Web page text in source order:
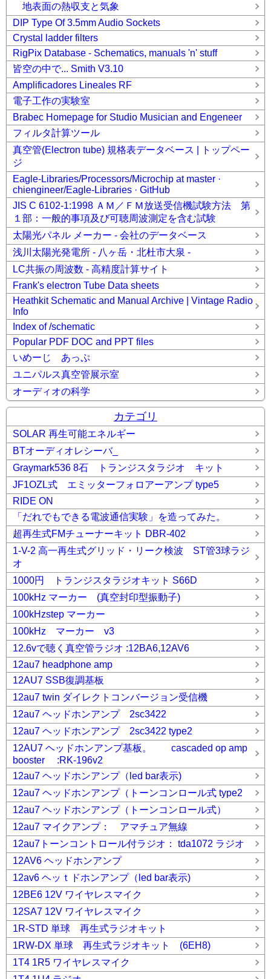
地表面の熱収支と気象
DIP Type Of 3.5mm Audio Sockets
Crystal ladder filters
RigPix Database - Schematics, manuals 'n' stuff
皆空の中で... Smith V3.10
Amplificadores Lineales RF
電子工作の実験室
Brabec Homepage for Studio Musician and Engeneer
フィルタ計算ツール
真空管(Electron tube) 規格表データベース | トップペー
ジ
Eagle-Libraries/Processors/Microchip at master ·
chiengineer/Eagle-Libraries · GitHub
JIS C 6102-1:1998 ＡＭ／ＦＭ放送受信機試験方法 第
１部：一般的事項及び可聴周波測定を含む試験
太陽光パネル メーカー - 会社のデータベース
浅川太陽光発電所 - 八ヶ岳・北杜市大泉 -
LC共振の周波数 - 高精度計算サイト
Frank's electron Tube Data sheets
Heathkit Schematic and Manual Archive | Vintage Radio
Info
Index of /schematic
Popular PDF DOC and PPT files
いめーじ あっぷ
ユニパルス真空管展示室
オーディオの科学
カテゴリ
SOLAR 再生可能エネルギー
BTオーディオレシーバ_
Graymark536 8石 トランジスタラジオ キット
JF1OZL式 エミッターフォロアーアンプ type5
RIDE ON
「だれでもできる電波通信実験」を造ってみた。
超再生式FMチューナーキット DBR-402
1-V-2 高一再生式グリッド・リーク検波 ST管3球ラジ
オ
1000円 トランジスタラジオキット S66D
100kHz マーカー (真空封印型振動子)
100kHzstep マーカー
100kHz マーカー v3
12.6vで聴く真空管ラジオ :12BA6,12AV6
12au7 headphone amp
12AU7 SSB復調基板
12au7 twin ダイレクトコンバージョン受信機
12au7 ヘッドホンアンプ 2sc3422
12au7 ヘッドホンアンプ 2sc3422 type2
12AU7 ヘッドホンアンプ基板。 cascaded op amp
booster :RK-196v2
12au7 ヘッドホンアンプ（led bar表示)
12au7 ヘッドホンアンプ（トーンコンロール式 type2
12au7 ヘッドホンアンプ（トーンコンロール式）
12au7 マイクアンプ： アマチュア無線
12au7トーンコントロール付ラジオ： tda1072 ラジオ
12AV6 ヘッドホンアンプ
12av6 ヘッｔドホンアンプ（led bar表示)
12BE6 12V ワイヤレスマイク
12SA7 12V ワイヤレスマイク
1R-STD 単球 再生式ラジオキット
1RW-DX 単球 再生式ラジオキット (6EH8)
1T4 1R5 ワイヤレスマイク